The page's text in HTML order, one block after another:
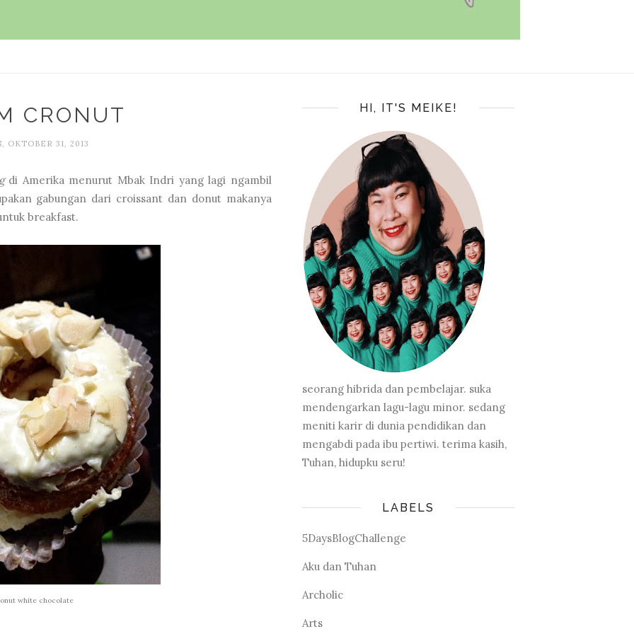
CRONUT
OKTOBER 31, 2013
di Amerika menurut Mbak Indri yang lagi ngambil
gabungan dari croissant dan donut makanya
breakfast.
white chocolate
HI, IT'S MEIKE!
seorang hibrida dan pembelajar. suka
mendengarkan lagu-lagu minor. sedang
meniti karir di dunia pendidikan dan
mengabdi pada ibu pertiwi. terima kasih,
Tuhan, hidupku seru!
LABELS
5DaysBlogChallenge
Aku dan Tuhan
Archolic
Arts